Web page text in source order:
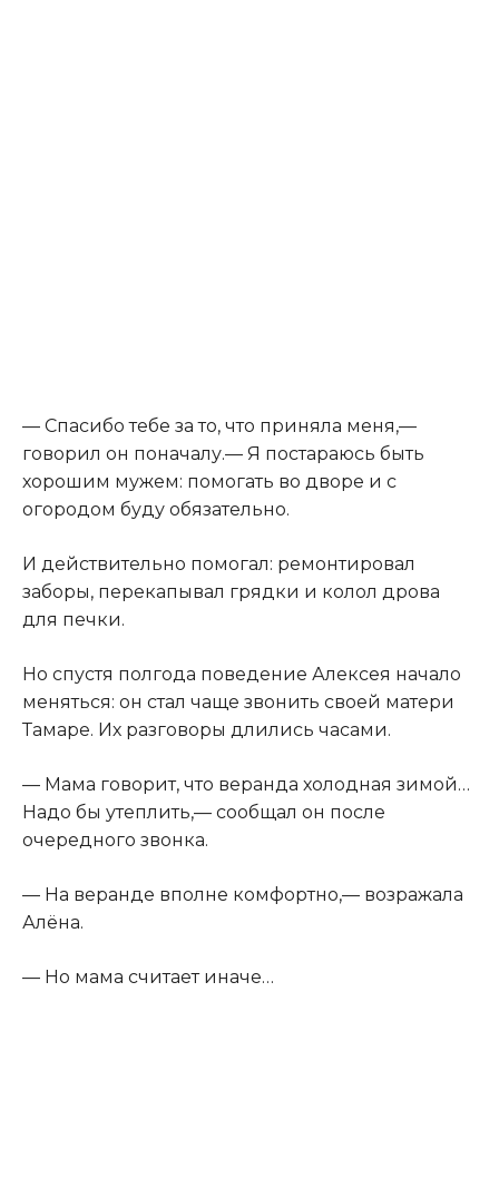
— Спасибо тебе за то, что приняла меня,—
говорил он поначалу.— Я постараюсь быть
хорошим мужем: помогать во дворе и с
огородом буду обязательно.
И действительно помогал: ремонтировал
заборы, перекапывал грядки и колол дрова
для печки.
Но спустя полгода поведение Алексея начало
меняться: он стал чаще звонить своей матери
Тамаре. Их разговоры длились часами.
— Мама говорит, что веранда холодная зимой…
Надо бы утеплить,— сообщал он после
очередного звонка.
— На веранде вполне комфортно,— возражала
Алёна.
— Но мама считает иначе…